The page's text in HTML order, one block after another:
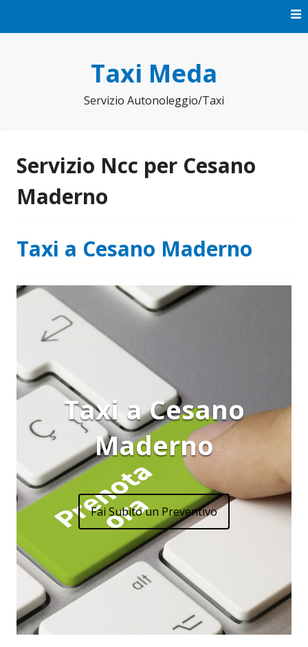
Taxi Meda
Servizio Autonoleggio/Taxi
Servizio Ncc per Cesano
Maderno
Taxi a Cesano Maderno
Taxi a Cesano
Maderno
Fai Subito un Preventivo